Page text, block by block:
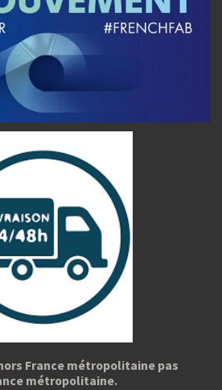
France métropolitaine pas
métropolitaine.